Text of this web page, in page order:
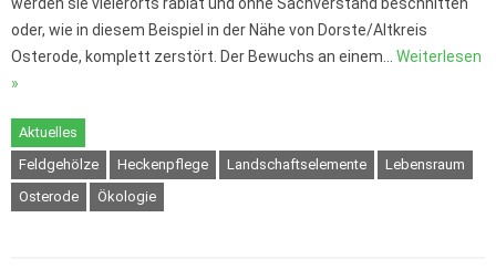
werden sie vielerorts rabiat und ohne Sachverstand beschnitten
oder, wie in diesem Beispiel in der Nähe von Dorste/Altkreis
Osterode, komplett zerstört. Der Bewuchs an einem… Weiterlesen
»
Aktuelles
Feldgehölze
Heckenpflege Landschaftselemente
Lebensraum
Osterode
Ökologie